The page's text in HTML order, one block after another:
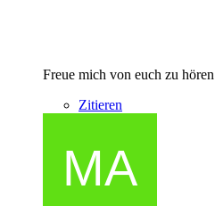
Freue mich von euch zu
Zitieren